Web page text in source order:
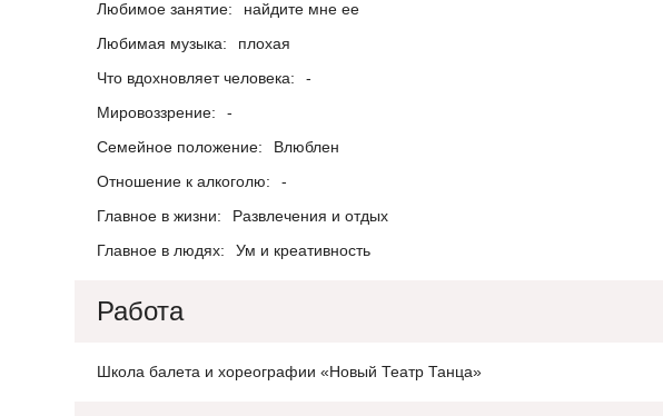
Любимое занятие:
найдите мне ее
Любимая музыка:
плохая
Что вдохновляет человека:
-
Мировоззрение:
-
Семейное положение:
Влюблен
Отношение к алкоголю:
-
Главное в жизни:
Развлечения и отдых
Главное в людях:
Ум и креативность
Работа
Школа балета и хореографии «Новый Театр Танца»